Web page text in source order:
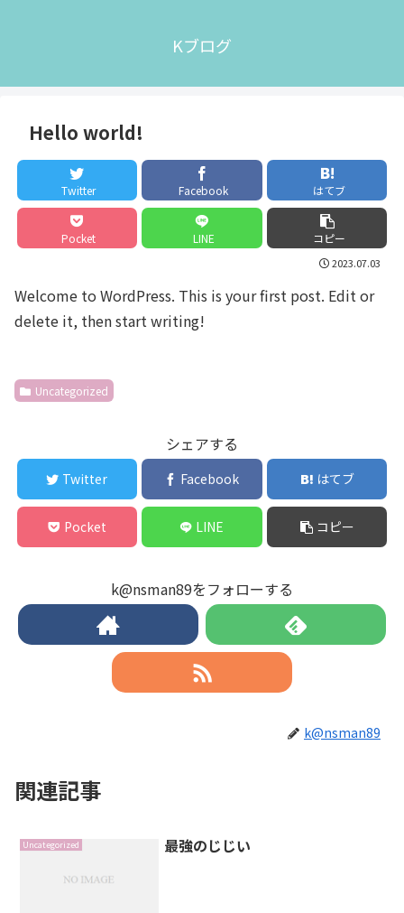
Kブログ
Hello world!
Twitter Facebook はてブ
Pocket LINE コピー
2023.07.03
Welcome to WordPress. This is your first post. Edit or
delete it, then start writing!
Uncategorized
シェアする
Twitter Facebook はてブ
Pocket LINE コピー
k@nsman89をフォローする
k@nsman89
関連記事
Uncategorized 最強のじじい